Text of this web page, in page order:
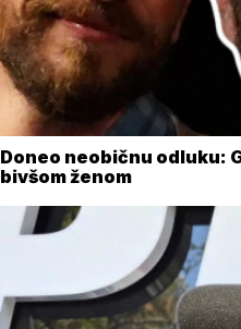
Doneo neobičnu odluku:
bivšom ženom